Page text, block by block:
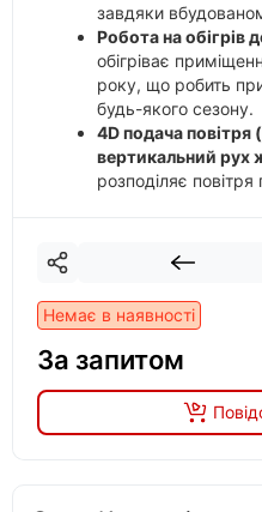
завдяки
Робота на обігрів
обігріває
року, що робить
будь-якого сезону.
4D подача повітря
вертикальний рух
розподіляє
самоочищення
–
зовнішнього блоку
грибка й
системи.
Немає в наявності
За запитом